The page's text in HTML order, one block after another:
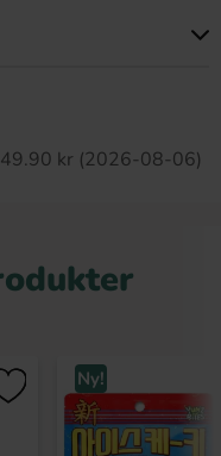
kr (2026-08-06)
Ny!